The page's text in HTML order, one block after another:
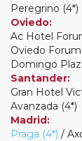
Peregrino (4*)
Oviedo:
Ac Hotel
Oviedo
Domingo
Santander:
Gran Hotel
Avanzada (4*)
Madrid:
Praga (4*) /